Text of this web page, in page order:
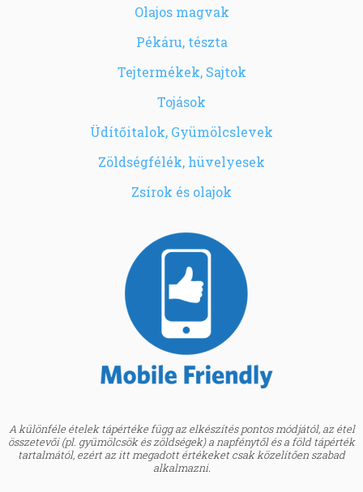
Olajos magvak
Pékáru, tészta
Tejtermékek, Sajtok
Tojások
Üdítőitalok, Gyümölcslevek
Zöldségfélék, hüvelyesek
Zsírok és olajok
A különféle ételek tápértéke függ az elkészítés pontos módjától, az étel
összetevői (pl. gyümölcsök és zöldségek) a napfénytől és a föld tápérték
tartalmától, ezért az itt megadott értékeket csak közelítően szabad
alkalmazni.